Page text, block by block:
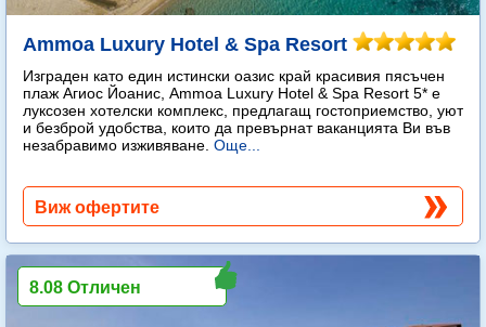
Ammoa Luxury Hotel & Spa Resort
Изграден като един истински оазис край красивия пясъчен
плаж Агиос Йоанис, Ammoa Luxury Hotel & Spa Resort 5* е
луксозен хотелски комплекс, предлагащ гостоприемство, уют
и безброй удобства, които да превърнат ваканцията Ви във
незабравимо изживяване. Още...
Виж офертите
8.08 Отличен